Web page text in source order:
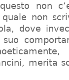
non
non
dove
suo
merita